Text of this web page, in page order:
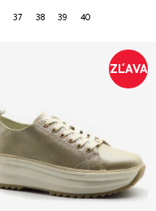
37 38 39 40
ZĽAVA